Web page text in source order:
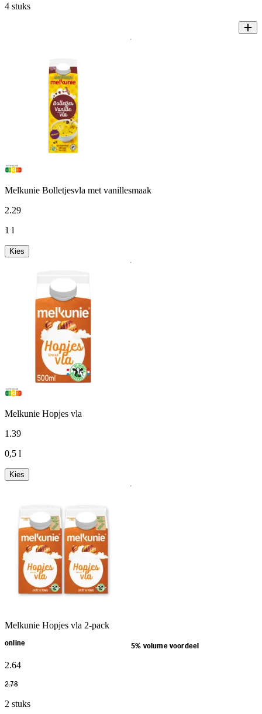
4 stuks
Melkunie Bolletjesvla met vanillesmaak
2.29
1 l
Kies
Melkunie Hopjes vla
1 .39
0,5 l
Kies
Melkunie Hopjes vla 2-pack
online 5% volume voordeel
2.64
2.78
2 stuks